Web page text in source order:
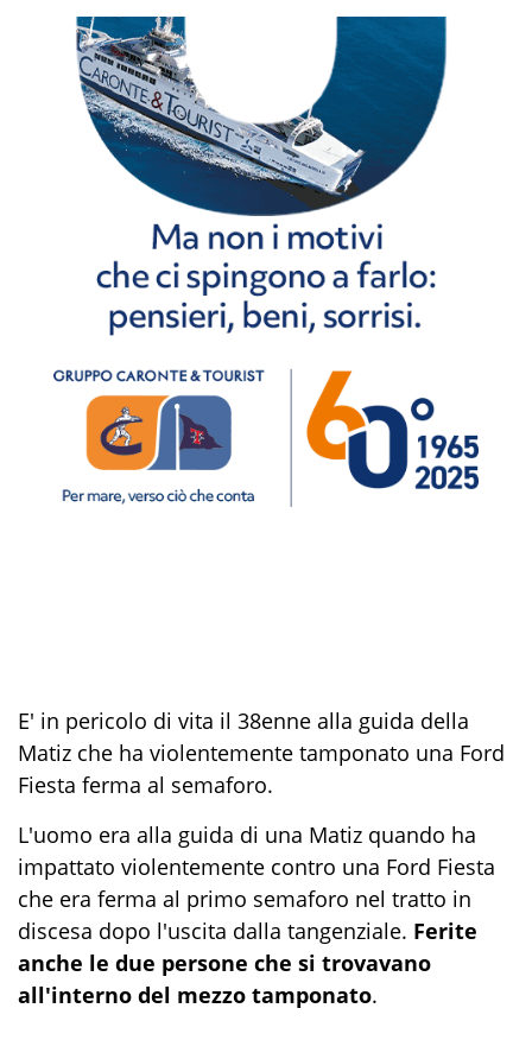
E' in pericolo di vita il 38enne alla guida della
Matiz che ha violentemente tamponato una Ford
Fiesta ferma al semaforo.
L'uomo era alla guida di una Matiz quando ha
impattato violentemente contro una Ford Fiesta
che era ferma al primo semaforo nel tratto in
discesa dopo l'uscita dalla tangenziale. Ferite
anche le due persone che si trovavano
all'interno del mezzo tamponato.